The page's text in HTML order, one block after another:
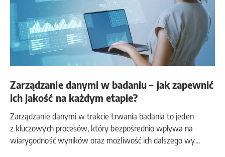
Zarządzanie danymi w badaniu – jak zapewnić
ich jakość na każdym etapie?
Zarządzanie danymi w trakcie trwania badania to jeden
z kluczowych procesów, który bezpośrednio wpływa na
wiarygodność wyników oraz możliwość ich dalszego wy...